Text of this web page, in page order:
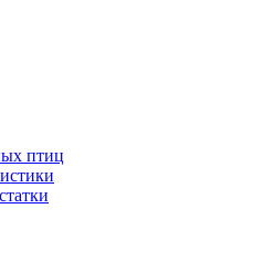
птиц